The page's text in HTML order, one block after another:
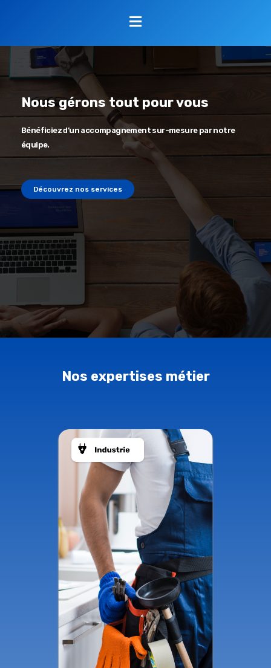
Nous gérons tout pour vous
Bénéficiez d’un accompagnement sur-mesure par notre
équipe.
Découvrez nos services
Nos expertises métier